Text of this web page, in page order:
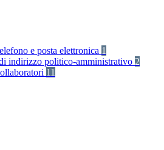
e posta elettronica 1
indirizzo politico-amministrativo 2
11